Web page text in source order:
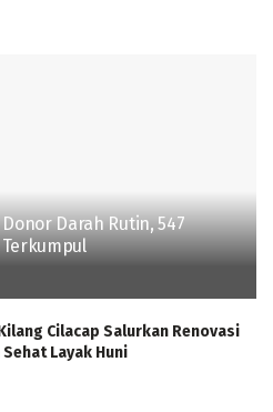
Darah Rutin, 547
Cilacap Salurkan Renovasi
Sehat Layak Huni